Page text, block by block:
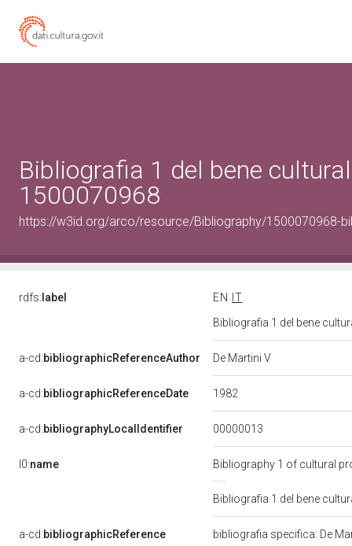
Bibliografia 1 del bene
1500070968
https://w3id.org/arco/resource/Bibliography/1500070968-
rdfs: label EN
IT
Bibliografia 1 del bene
a-cd:bibliographicReferenceAuthor De Martini V
a-cd:bibliographicReferenceDate 1982
a-cd:bibliographyLocalIdentifier 00000013
l0:name Bibliography 1 of cultural
Bibliografia 1 del bene
a-cd:bibliographicReference bibliografia specifica: De